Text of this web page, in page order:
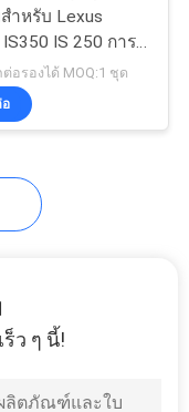
นต์
าหรับ Lexus
IS 250 การ
หนู 2013-2016
อรองได้ MOQ:1 ชุด
ว ๆ นี้!